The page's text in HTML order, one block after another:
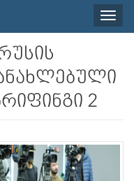
Toggle
2